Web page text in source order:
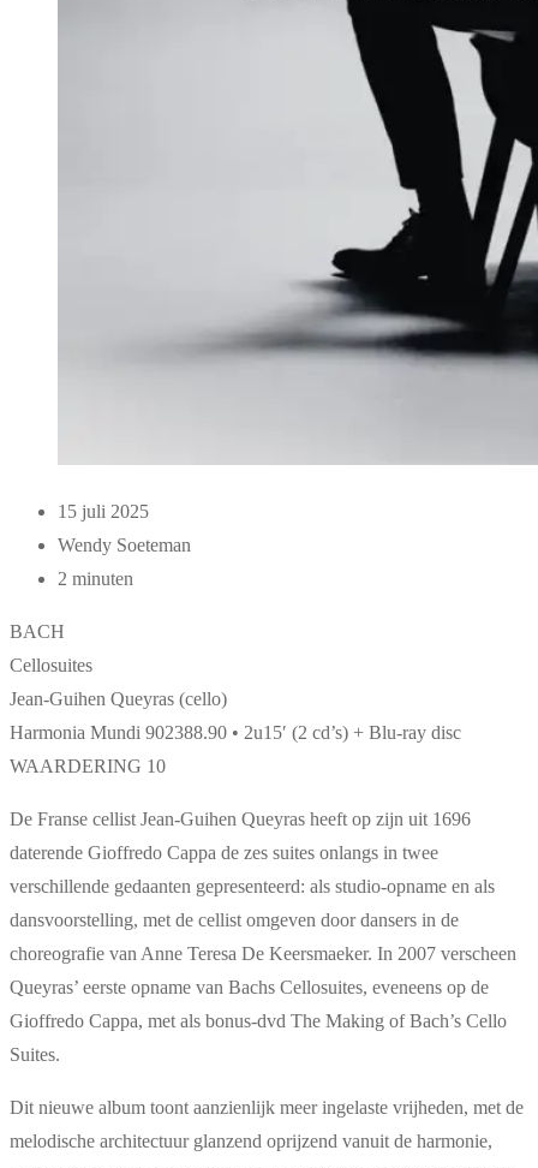
15 juli 2025
Wendy Soeteman
2 minuten
BACH
Cellosuites
Jean-Guihen Queyras (cello)
Harmonia Mundi 902388.90 • 2u15′ (2 cd’s) + Blu-ray disc
WAARDERING 10
De Franse cellist Jean-Guihen Queyras heeft op zijn uit 1696
daterende Gioffredo Cappa de zes suites onlangs in twee
verschillende gedaanten gepresenteerd: als studio-opname en als
dansvoorstelling, met de cellist omgeven door dansers in de
choreografie van Anne Teresa De Keersmaeker. In 2007 verscheen
Queyras’ eerste opname van Bachs Cellosuites, eveneens op de
Gioffredo Cappa, met als bonus-dvd The Making of Bach’s Cello
Suites.
Dit nieuwe album toont aanzienlijk meer ingelaste vrijheden, met de
melodische architectuur glanzend oprijzend vanuit de harmonie,